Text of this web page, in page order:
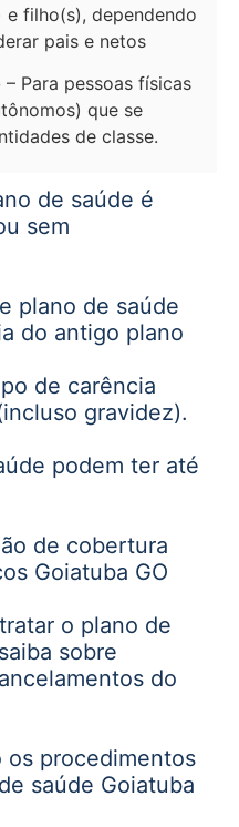
filho(s), dependendo
pais e netos
– Para pessoas físicas
que se
de classe.
de saúde é
sem
plano de saúde
do antigo plano
de carência
gravidez).
podem ter até
de cobertura
Goiatuba GO
o plano de
sobre
do
os procedimentos
saúde Goiatuba